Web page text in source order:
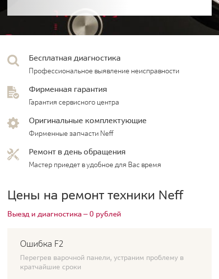
Бесплатная диагностика
Профессиональное выявление неисправности
Фирменная гарантия
Гарантия сервисного центра
Оригинальные комплектующие
Фирменные запчасти Neff
Ремонт в день обращения
Мастер приедет в удобное для Вас время
Цены на ремонт техники Neff
Выезд и диагностика — 0 рублей
Ошибка F2
Перегрев варочной панели, устраним проблему в
кратчайшие сроки